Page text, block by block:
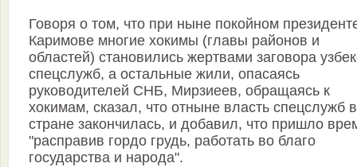
Говоря о том, что при ныне покойном
Каримове многие хокимы (главы районов и
областей) становились жертвами заговора
спецслужб, а остальные жили, опасаясь
руководителей СНБ, Мирзиеев, обращаясь к
хокимам, сказал, что отныне власть спецслужб в
стране закончилась, и добавил, что пришло
"расправив гордо грудь, работать во благо
государства и народа".